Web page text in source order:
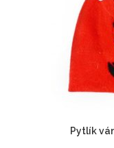
Pytlík